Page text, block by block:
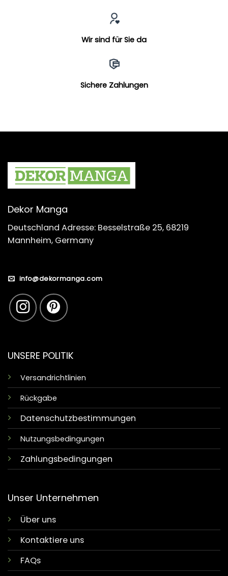
Wir sind für Sie da
Sichere Zahlungen
Dekor Manga
Deutschland Adresse: Besselstraße 25, 68219
Mannheim, Germany
info@dekormanga.com
UNSERE POLITIK
Versandrichtlinien
Rückgabe
Datenschutzbestimmungen
Nutzungsbedingungen
Zahlungsbedingungen
Unser Unternehmen
Über uns
Kontaktiere uns
FAQs